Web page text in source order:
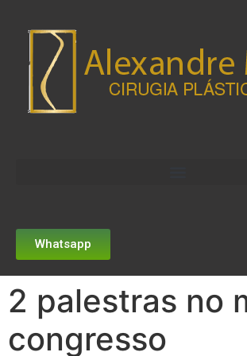
Whatsapp
2 palestras no
congresso